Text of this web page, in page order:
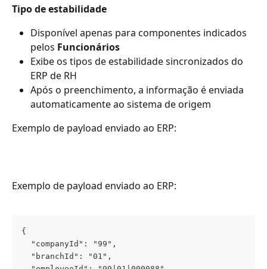
Tipo de estabilidade
Disponível apenas para componentes indicados
pelos Funcionários
Exibe os tipos de estabilidade sincronizados do
ERP de RH
Após o preenchimento, a informação é enviada
automaticamente ao sistema de origem
Exemplo de payload enviado ao ERP:
Exemplo de payload enviado ao ERP:
{
  "companyId": "99",
  "branchId": "01",